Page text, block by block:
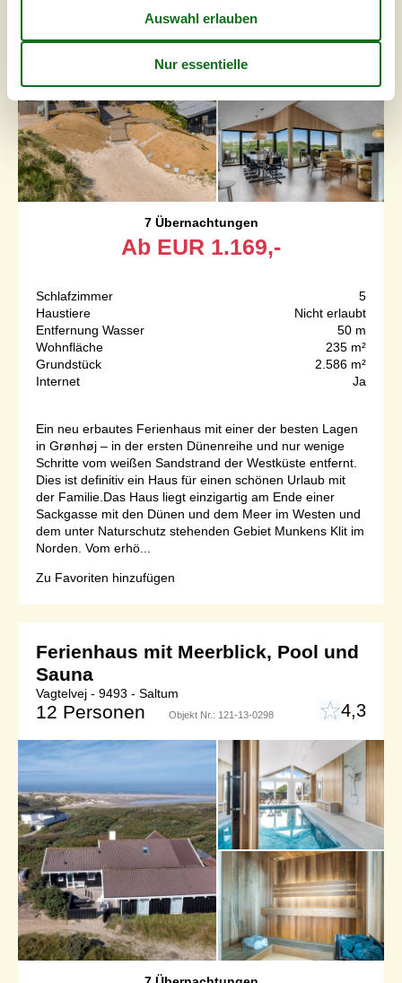
7 Übernachtungen
Ab EUR 1.169,-
Schlafzimmer
5
Haustiere
Nicht erlaubt
Entfernung Wasser
50 m
Wohnfläche
235 m²
Grundstück
2.586 m²
Internet
Ja
Ein neu erbautes Ferienhaus mit einer der besten Lagen
in Grønhøj – in der ersten Dünenreihe und nur wenige
Schritte vom weißen Sandstrand der Westküste entfernt.
Dies ist definitiv ein Haus für einen schönen Urlaub mit
der Familie.Das Haus liegt einzigartig am Ende einer
Sackgasse mit den Dünen und dem Meer im Westen und
dem unter Naturschutz stehenden Gebiet Munkens Klit im
Norden. Vom erhö...
Zu Favoriten hinzufügen
Ferienhaus mit Meerblick, Pool und
Sauna
Vagtelvej - 9493 - Saltum
12 Personen Objekt Nr.: 121-13-0298 4,3